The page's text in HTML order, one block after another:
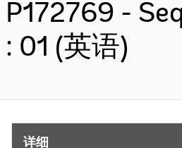
P172769 -
: 01 (英语)
详细